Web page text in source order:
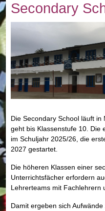
Secondary
Die Secondary School läuft
geht bis Klassenstufe 10. Die
im Schuljahr 2025/26, die
2027 gestartet.
Die höheren Klassen einer
Unterrichtsfächer erfordern
Lehrerteams mit Fachlehrern
Damit ergeben sich